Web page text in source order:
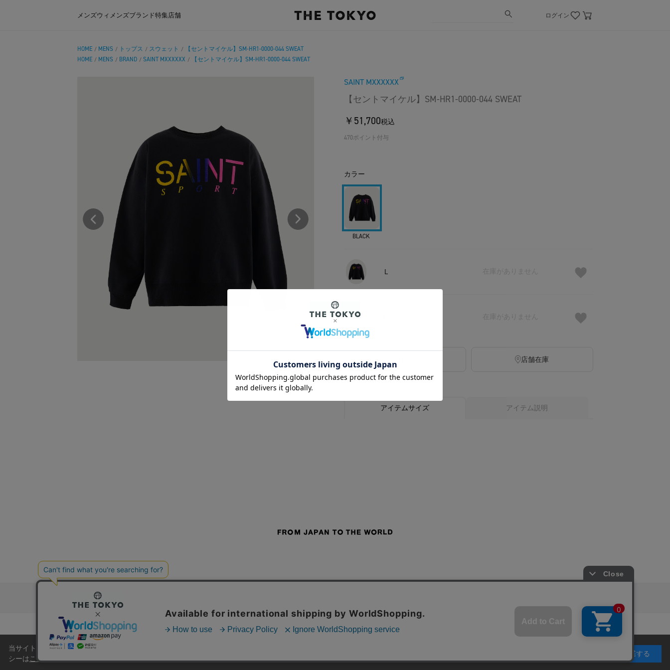
メンズウィメンズブランド特集店舗 ログイン
HOME / MENS / トップス / スウェット /
【セントマイケル】SM-HR1-0000-044 SWEAT
HOME / MENS / BRAND / SAINT MXXXXXX / 【セントマイケル】SM-HR1-0000-044 SWEAT
SAINT MXXXXXX
【セントマイケル】SM-HR1-0000-044 SWEAT
￥51,700税込
470ポイント付与
カラー
BLACK
L
店舗在庫
アイテムサイズ アイテム説明
コーポレートサイト 採用サイト STUDIOUS CONZ UNITED TOKYO PUBLIC TOKYO
当サイトはクッキー(cookie)を使用します。クッキーはサイト内の一部の機能および、サイトの使用状況の分析からマーケティング活動に利用することを目的としています。 プライバシーポリ
シーはこちら
承諾する